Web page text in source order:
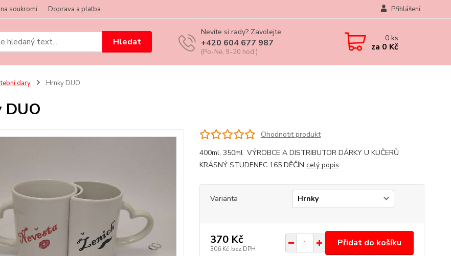
soukromí Doprava a platba Přihlášení
Hledat
Nevíte si rady? Zavolejte.
+420 604 677 987
(Po-Ne, 9-20 hod.)
0ks
za 0 Kč
dary Hrnky DUO
DUO
Ohodnotit produkt
400ml, 350ml VÝROBCE A DISTRIBUTOR DÁRKY U KUČERŮ
KRÁSNÝ STUDENEC 165 DĚČÍN celý popis
Varianta
370 Kč
306 Kč bez DPH
Přidat do košíku